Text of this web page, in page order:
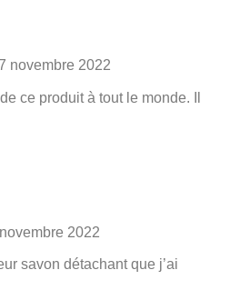
novembre 2022
ce produit à tout le monde. Il
2022
savon détachant que j’ai